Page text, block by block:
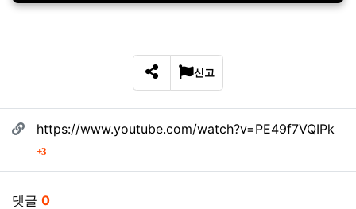
SNS 공유
신고
관련자료
https://www.youtube.com/watch?v=PE49f7VQIPk
3회 연결
댓글 0